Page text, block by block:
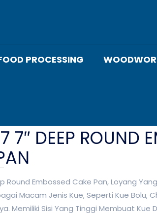
PROCESSING
7″ DEEP ROUND
Round Embossed Cake Pan, Loyang
Macam Jenis Kue, Seperti Kue Bolu,
Memiliki Sisi Yang Tinggi Membuat